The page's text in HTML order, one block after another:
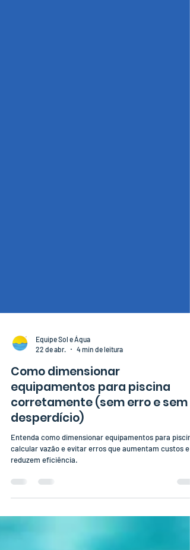
Equipe Sol e Água
22 de abr.
4 min de leitura
Como dimensionar
equipamentos para piscina
corretamente (sem erro e sem
desperdício)
Entenda como dimensionar equipamentos para
calcular vazão e evitar erros que aumentam custos e